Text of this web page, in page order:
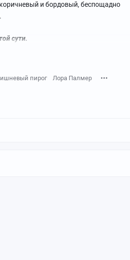
и бордовый, беспощадно
сути.
пирог Лора Палмер